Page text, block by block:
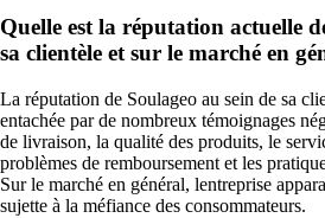
Quelle est la réputation actuelle
sa clientèle et sur le marché en
La réputation de Soulageo au sein de sa
entachée par de nombreux témoignages
de livraison, la qualité des produits, le
problèmes de remboursement et les
Sur le marché en général, lentreprise
sujette à la méfiance des consommateurs.